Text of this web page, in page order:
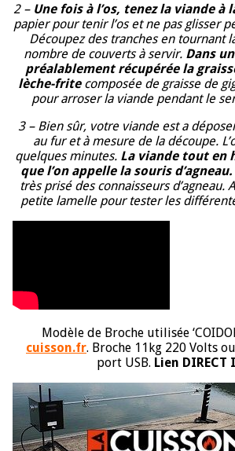
2 – Une fois à l’os, tenez la viande à
papier pour tenir l’os et ne pas glisser
Découpez des tranches en tournant
nombre de couverts à servir. Dans
préalablement récupérée la
lèche-frite composée de graisse de
pour arroser la viande pendant le
3 – Bien sûr, votre viande est a
au fur et à mesure de la découpe.
quelques minutes. La viande tout en
que l’on appelle la souris d’agneau.
très prisé des connaisseurs d’agneau.
petite lamelle pour tester les
Modèle de Broche utilisée
cuisson.fr. Broche 11kg 220 Volts
port USB. Lien DIRECT